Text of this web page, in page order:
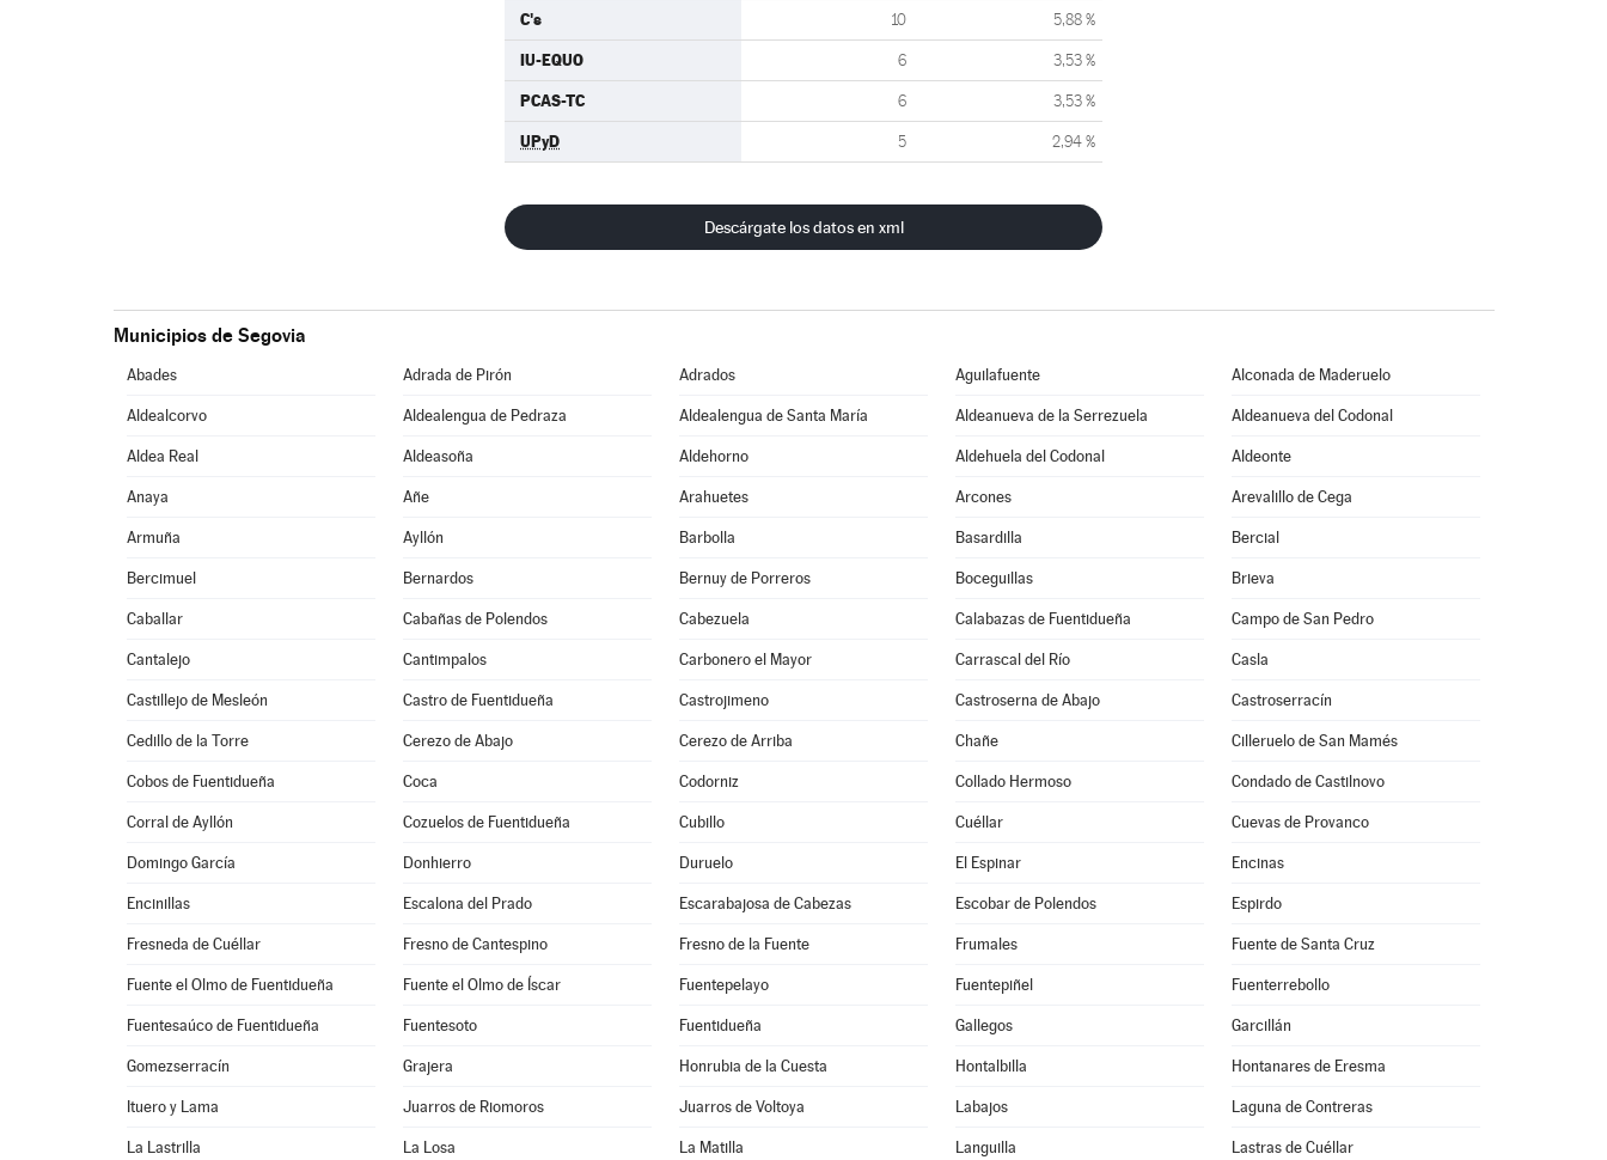
C's 10 5,88 %
IU-EQUO 6 3,53 %
PCAS-TC 6 3,53 %
UPyD 5 2,94 %
Descárgate los datos en xml
Municipios de Segovia
Abades Adrada de Pirón Adrados Aguilafuente Alconada de Maderuelo
Aldealcorvo Aldealengua de Pedraza Aldealengua de Santa María Aldeanueva de la Serrezuela Aldeanueva del Codonal
Aldea Real Aldeasoña Aldehorno Aldehuela del Codonal Aldeonte
Anaya Añe Arahuetes Arcones Arevalillo de Cega
Armuña Ayllón Barbolla Basardilla Bercial
Bercimuel Bernardos Bernuy de Porreros Boceguillas Brieva
Caballar Cabañas de Polendos Cabezuela Calabazas de Fuentidueña Campo de San Pedro
Cantalejo Cantimpalos Carbonero el Mayor Carrascal del Río Casla
Castillejo de Mesleón Castro de Fuentidueña Castrojimeno Castroserna de Abajo Castroserracín
Cedillo de la Torre Cerezo de Abajo Cerezo de Arriba Chañe Cilleruelo de San Mamés
Cobos de Fuentidueña Coca Codorniz Collado Hermoso Condado de Castilnovo
Corral de Ayllón Cozuelos de Fuentidueña Cubillo Cuéllar Cuevas de Provanco
Domingo García Donhierro Duruelo El Espinar Encinas
Encinillas Escalona del Prado Escarabajosa de Cabezas Escobar de Polendos Espirdo
Fresneda de Cuéllar Fresno de Cantespino Fresno de la Fuente Frumales Fuente de Santa Cruz
Fuente el Olmo de Fuentidueña Fuente el Olmo de Íscar Fuentepelayo Fuentepiñel Fuenterrebollo
Fuentesaúco de Fuentidueña Fuentesoto Fuentidueña Gallegos Garcillán
Gomezserracín Grajera Honrubia de la Cuesta Hontalbilla Hontanares de Eresma
Ituero y Lama Juarros de Riomoros Juarros de Voltoya Labajos Laguna de Contreras
La Lastrilla La Losa La Matilla Languilla Lastras de Cuéllar